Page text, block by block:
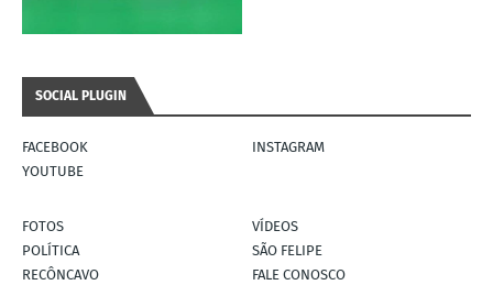
SOCIAL PLUGIN
FACEBOOK
INSTAGRAM
YOUTUBE
FOTOS
VÍDEOS
POLÍTICA
SÃO FELIPE
RECÔNCAVO
FALE CONOSCO